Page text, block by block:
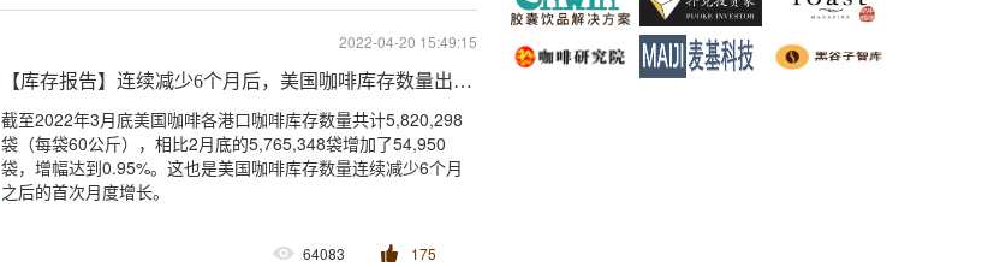
2022-04-20 15:49:15
【库存报告】连续减少6个月后，美国咖啡库存数量出现首次月度增长
截至2022年3月底美国咖啡各港口咖啡库存数量共计5,820,298
袋（每袋60公斤），相比2月底的5,765,348袋增加了54,950
袋，增幅达到0.95%。这也是美国咖啡库存数量连续减少6个月
之后的首次月度增长。
64083 175